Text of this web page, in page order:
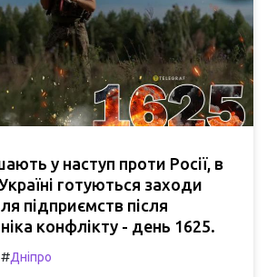
у наступ проти Росії, в
готуються заходи
підприємств після
конфлікту - день 1625.
#Дніпро